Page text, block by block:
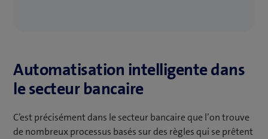
Automatisation intelligente dans
le secteur bancaire
C’est précisément dans le secteur bancaire que l’on trouve
de nombreux processus basés sur des règles qui se prêtent